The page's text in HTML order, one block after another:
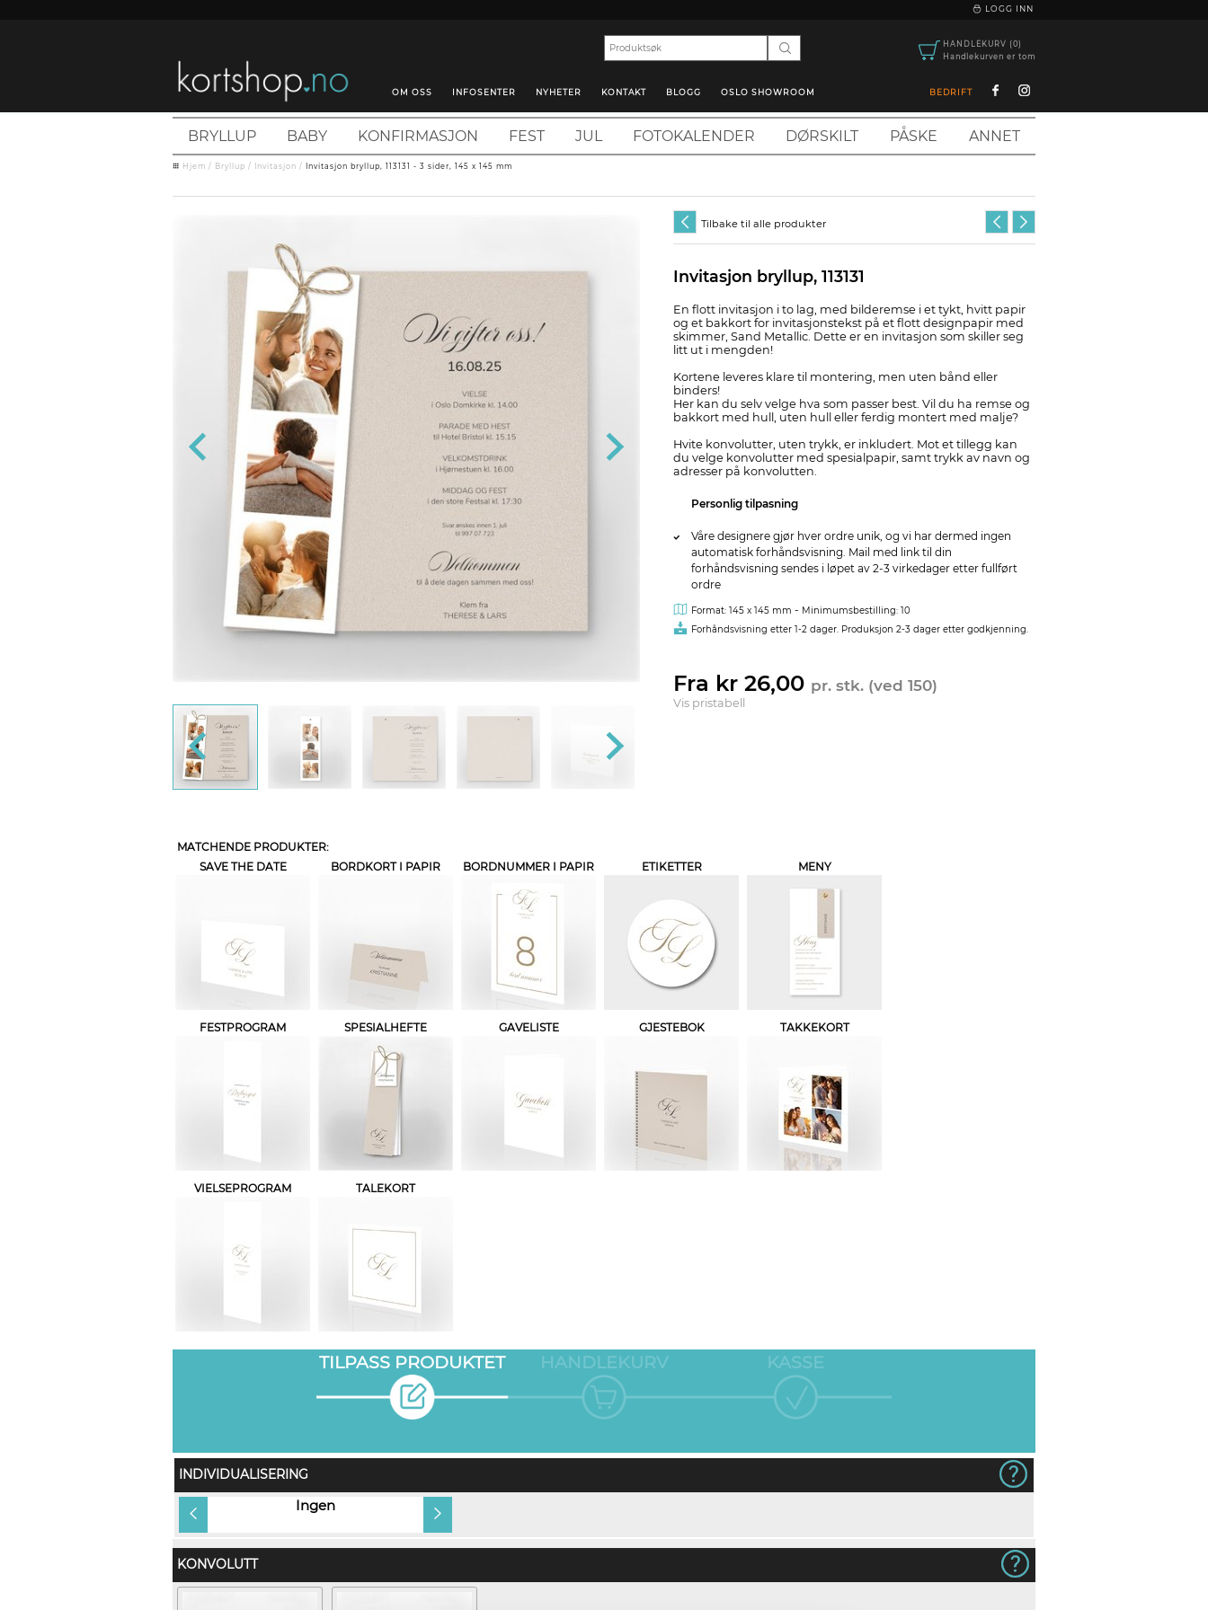
LOGG INN
HANDLEKURV (0)
Handlekurven er tom
OM OSS INFOSENTER NYHETER KONTAKT BLOGG OSLO SHOWROOM BEDRIFT
BRYLLUP BABY KONFIRMASJON FEST JUL FOTOKALENDER DØRSKILT PÅSKE ANNET
Hjem / Bryllup / Invitasjon / Invitasjon bryllup, 113131 - 3 sider, 145 x 145 mm
Tilbake til alle produkter
Invitasjon bryllup, 113131
En flott invitasjon i to lag, med bilderemse i et tykt, hvitt papir
og et bakkort for invitasjonstekst på et flott designpapir med
skimmer, Sand Metallic. Dette er en invitasjon som skiller seg
litt ut i mengden!
Kortene leveres klare til montering, men uten bånd eller
binders!
Her kan du selv velge hva som passer best. Vil du ha remse og
bakkort med hull, uten hull eller ferdig montert med malje?
Hvite konvolutter, uten trykk, er inkludert. Mot et tillegg kan
du velge konvolutter med spesialpapir, samt trykk av navn og
adresser på konvolutten.
Personlig tilpasning
Våre designere gjør hver ordre unik, og vi har dermed ingen
automatisk forhåndsvisning. Mail med link til din
forhåndsvisning sendes i løpet av 2-3 virkedager etter fullført
ordre
Format: 145 x 145 mm - Minimumsbestilling: 10
Forhåndsvisning etter 1-2 dager. Produksjon 2-3 dager etter godkjenning.
Fra kr 26,00 pr. stk. (ved 150)
Vis pristabell
MATCHENDE PRODUKTER:
SAVE THE DATE
BORDKORT I PAPIR BORDNUMMER I PAPIR ETIKETTER MENY
FESTPROGRAM SPESIALHEFTE GAVELISTE GJESTEBOK TAKKEKORT
VIELSEPROGRAM TALEKORT
TILPASS PRODUKTET HANDLEKURV KASSE
INDIVIDUALISERING
Gjestens navn i produkt og på
Ingen
KONVOLUTT